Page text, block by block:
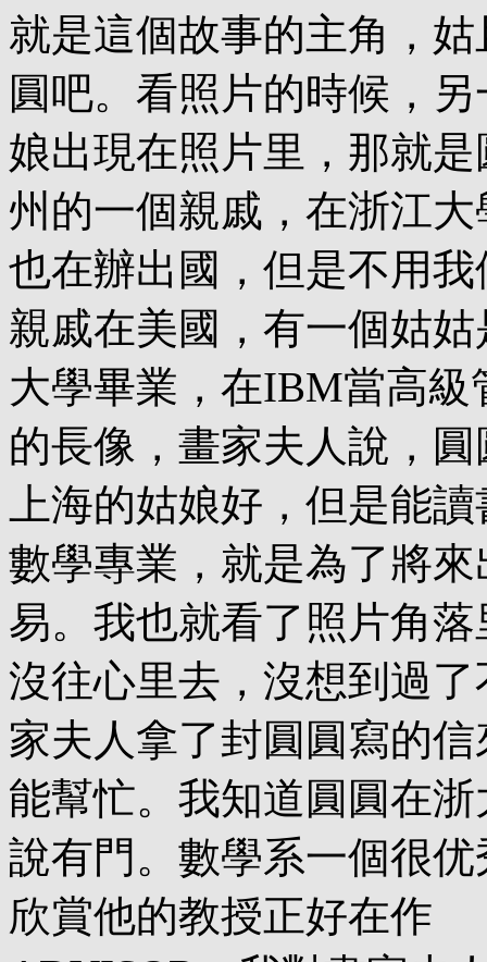
就是這個故事的主角，
圓吧。看照片的時候，
娘出現在照片里，那就
州的一個親戚，在浙江
也在辦出國，但是不用
親戚在美國，有一個姑姑
大學畢業，在IBM當高
的長像，畫家夫人說，
上海的姑娘好，但是能
數學專業，就是為了將來
易。我也就看了照片角
沒往心里去，沒想到過了
家夫人拿了封圓圓寫的
能幫忙。我知道圓圓在浙
說有門。數學系一個很
欣賞他的教授正好在作